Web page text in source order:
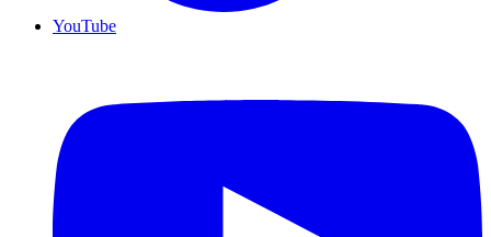
YouTube